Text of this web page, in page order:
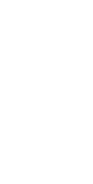
og overholder
stjernevurdering er